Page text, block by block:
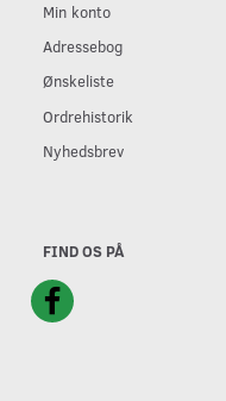
Min konto
Adressebog
Ønskeliste
Ordrehistorik
Nyhedsbrev
FIND OS PÅ